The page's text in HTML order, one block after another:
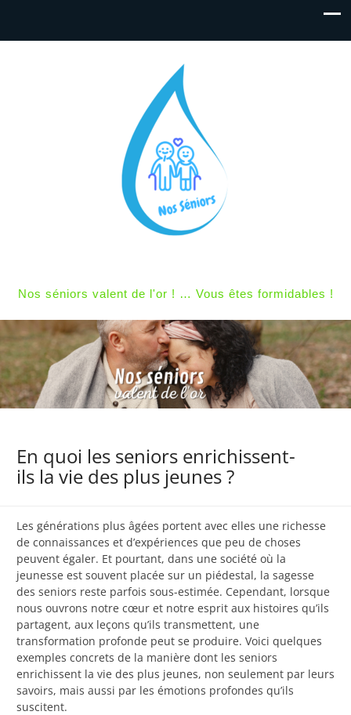
Nos séniors valent de l'or ! … Vous êtes formidables !
En quoi les seniors enrichissent-
ils la vie des plus jeunes ?
Les générations plus âgées portent avec elles une richesse
de connaissances et d’expériences que peu de choses
peuvent égaler. Et pourtant, dans une société où la
jeunesse est souvent placée sur un piédestal, la sagesse
des seniors reste parfois sous-estimée. Cependant, lorsque
nous ouvrons notre cœur et notre esprit aux histoires qu’ils
partagent, aux leçons qu’ils transmettent, une
transformation profonde peut se produire. Voici quelques
exemples concrets de la manière dont les seniors
enrichissent la vie des plus jeunes, non seulement par leurs
savoirs, mais aussi par les émotions profondes qu’ils
suscitent.